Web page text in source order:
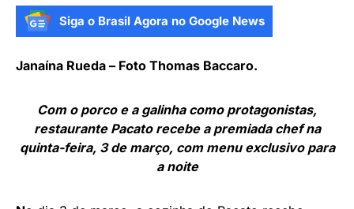
Siga o Brasil Agora no Google News
Janaína Rueda – Foto Thomas Baccaro.
Com o porco e a galinha como protagonistas,
restaurante Pacato recebe a premiada chef na
quinta-feira, 3 de março, com menu exclusivo para
a noite